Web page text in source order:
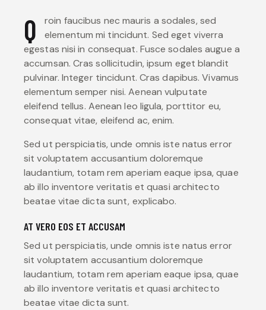
Q
roin faucibus nec mauris a sodales, sed
elementum mi tincidunt. Sed eget viverra
egestas nisi in consequat. Fusce sodales augue a
accumsan. Cras sollicitudin, ipsum eget blandit
pulvinar. Integer tincidunt. Cras dapibus. Vivamus
elementum semper nisi. Aenean vulputate
eleifend tellus. Aenean leo ligula, porttitor eu,
consequat vitae, eleifend ac, enim.
Sed ut perspiciatis, unde omnis iste natus error
sit voluptatem accusantium doloremque
laudantium, totam rem aperiam eaque ipsa, quae
ab illo inventore veritatis et quasi architecto
beatae vitae dicta sunt, explicabo.
AT VERO EOS ET ACCUSAM
Sed ut perspiciatis, unde omnis iste natus error
sit voluptatem accusantium doloremque
laudantium, totam rem aperiam eaque ipsa, quae
ab illo inventore veritatis et quasi architecto
beatae vitae dicta sunt.